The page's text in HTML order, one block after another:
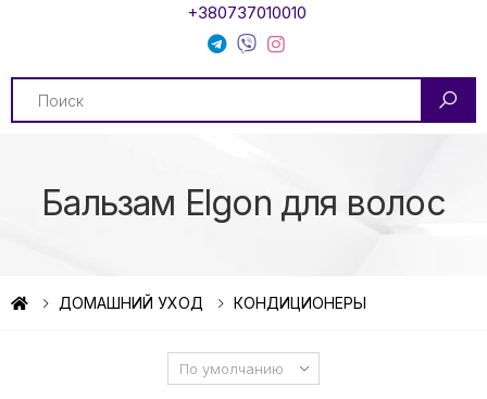
+380737010010
Search
Бальзам Elgon для волос
ДОМАШНИЙ УХОД КОНДИЦИОНЕРЫ